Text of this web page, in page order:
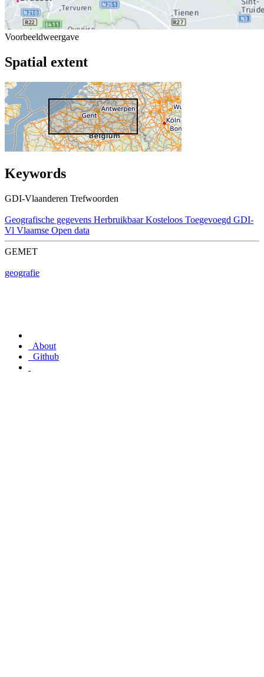
Voorbeeldweergave
Spatial extent
Keywords
GDI-Vlaanderen Trefwoorden
Geografische gegevens Herbruikbaar Kosteloos Toegevoegd GDI-
Vl Vlaamse Open data
GEMET
geografie
About
Github